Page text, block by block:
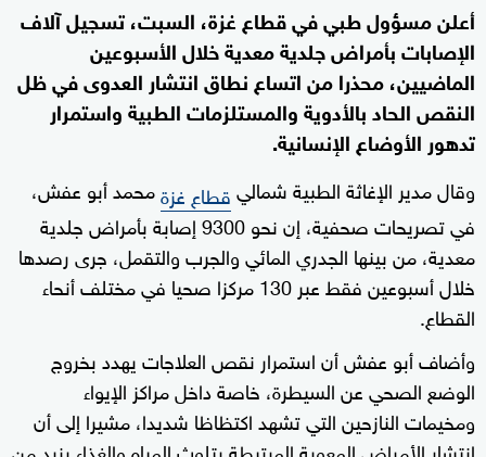
أعلن مسؤول طبي في قطاع غزة، السبت، تسجيل آلاف
الإصابات بأمراض جلدية معدية خلال الأسبوعين
الماضيين، محذرا من اتساع نطاق انتشار العدوى في ظل
النقص الحاد بالأدوية والمستلزمات الطبية واستمرار
تدهور الأوضاع الإنسانية.
وقال مدير الإغاثة الطبية شماليقطاع غزةمحمد أبو عفش،
في تصريحات صحفية، إن نحو 9300 إصابة بأمراض جلدية
معدية، من بينها الجدري المائي والجرب والتقمل، جرى رصدها
خلال أسبوعين فقط عبر 130 مركزا صحيا في مختلف أنحاء
القطاع.
وأضاف أبو عفش أن استمرار نقص العلاجات يهدد بخروج
الوضع الصحي عن السيطرة، خاصة داخل مراكز الإيواء
ومخيمات النازحين التي تشهد اكتظاظا شديدا، مشيرا إلى أن
انتشار الأمراض المعوية المرتبطة بتلوث المياه والغذاء يزيد من